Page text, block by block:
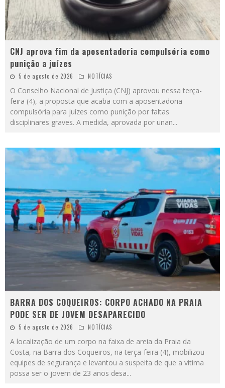
CNJ aprova fim da aposentadoria compulsória como
punição a juízes
5 de agosto de 2026 NOTÍCIAS
O Conselho Nacional de Justiça (CNJ) aprovou nessa terça-
feira (4), a proposta que acaba com a aposentadoria
compulsória para juízes como punição por faltas
disciplinares graves. A medida, aprovada por unan...
BARRA DOS COQUEIROS: CORPO ACHADO NA PRAIA
PODE SER DE JOVEM DESAPARECIDO
5 de agosto de 2026 NOTÍCIAS
A localização de um corpo na faixa de areia da Praia da
Costa, na Barra dos Coqueiros, na terça-feira (4), mobilizou
equipes de segurança e levantou a suspeita de que a vítima
possa ser o jovem de 23 anos desa...